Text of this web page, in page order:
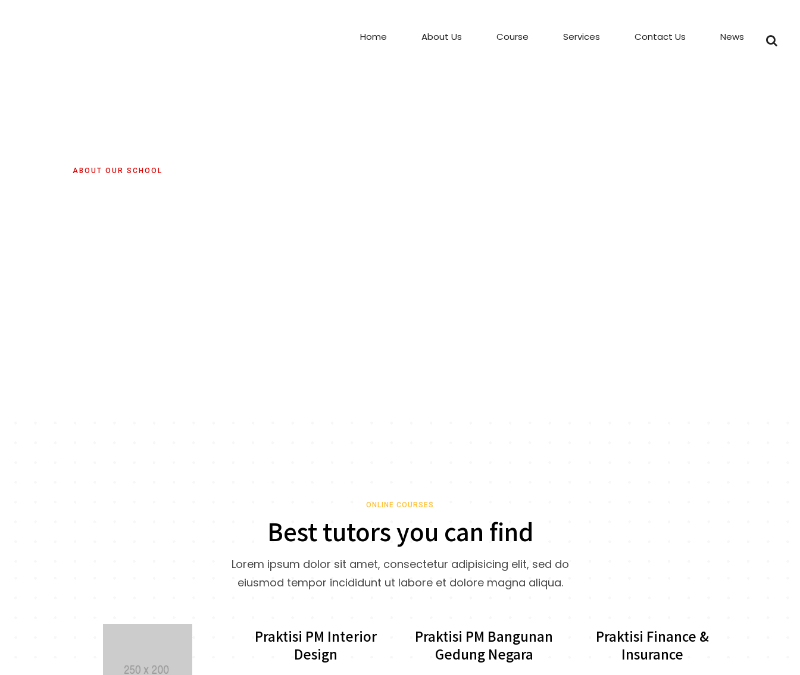
Home About Us Course Services Contact Us News
ABOUT OUR SCHOOL
ONLINE COURSES
Best tutors you can find
Lorem ipsum dolor sit amet, consectetur adipisicing elit, sed do
eiusmod tempor incididunt ut labore et dolore magna aliqua.
Praktisi PM Interior
Design
Praktisi PM Bangunan
Gedung Negara
Praktisi Finance &
Insurance